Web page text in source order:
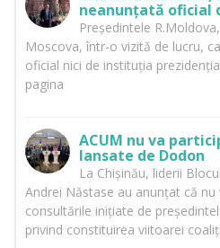
neanunțată oficial
Președintele
Moscova, într-o vizită de lucru,
oficial nici de instituția
pagina
ACUM nu va
lansate de Dodon
La Chișinău, liderii
Andrei Năstase au anunțat că
consultările inițiate de
privind constituirea viitoarei